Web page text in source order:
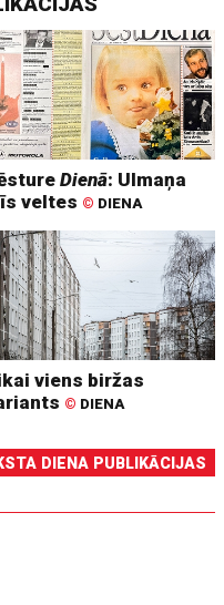
Dienā: Ulmaņa
veltes © DIENA
viens biržas
© DIENA
DIENA PUBLIKĀCIJAS